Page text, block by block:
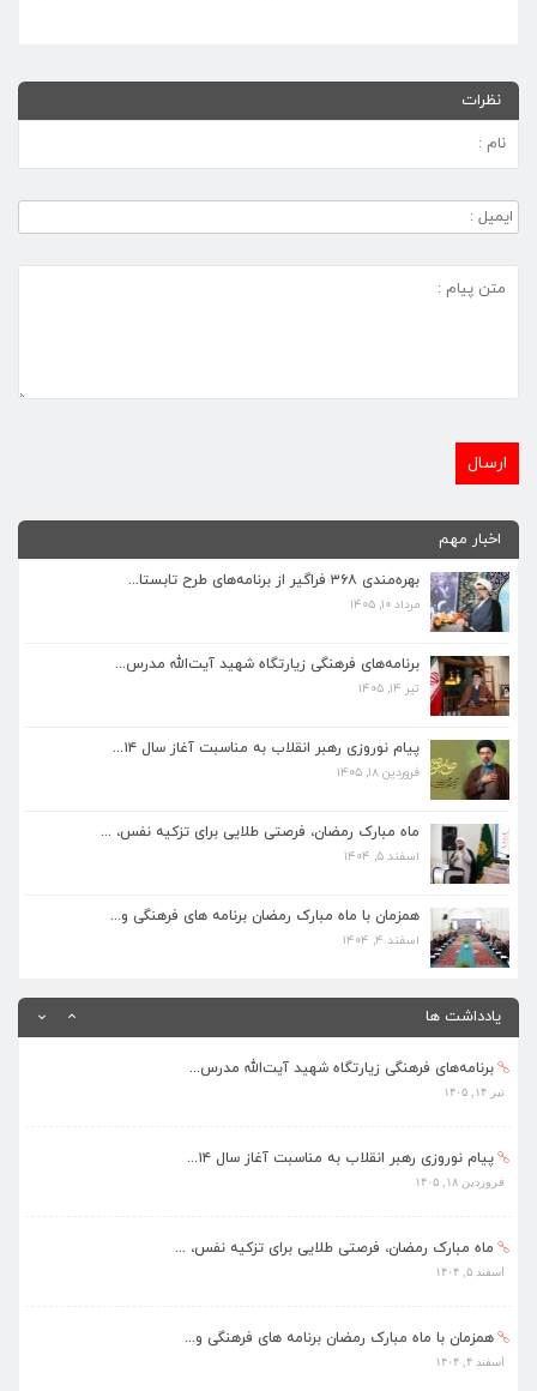
نظرات
اخبار مهم
بهره‌مندی ۳۶۸ فراگیر از برنامه‌های طرح تابستا...
مرداد ۱۰, ۱۴۰۵
برنامه‌های فرهنگی زیارتگاه شهید آیت‌الله مدرس...
تیر ۱۴, ۱۴۰۵
پیام نوروزی رهبر انقلاب به مناسبت آغاز سال ۱۴...
فروردین ۱۸, ۱۴۰۵
ماه مبارک رمضان، فرصتی طلایی برای تزکیه نفس، ...
اسفند ۵, ۱۴۰۴
همزمان با ماه مبارک رمضان برنامه های فرهنگی و...
اسفند ۴, ۱۴۰۴
یادداشت ها
برنامه‌های فرهنگی زیارتگاه شهید آیت‌الله مدرس...
پیام نوروزی رهبر انقلاب به مناسبت آغاز سال ۱۴...
ماه مبارک رمضان، فرصتی طلایی برای تزکیه نفس، ...
اسفند ۵, ۱۴۰۴
همزمان با ماه مبارک رمضان برنامه های فرهنگی و...
اسفند ۴, ۱۴۰۴
مرداد ۱۰, ۱۴۰۵
برنامه‌های فرهنگی زیارتگاه شهید آیت‌الله مدرس...
تیر ۱۴, ۱۴۰۵
پیام نوروزی رهبر انقلاب به مناسبت آغاز سال ۱۴...
فروردین ۱۸, ۱۴۰۵
ماه مبارک رمضان، فرصتی طلایی برای تزکیه نفس، ...
اسفند ۵, ۱۴۰۴
همزمان با ماه مبارک رمضان برنامه های فرهنگی و...
اسفند ۴, ۱۴۰۴